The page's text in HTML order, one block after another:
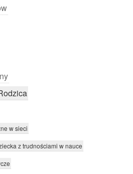
w sieci
z trudnościami w nauce